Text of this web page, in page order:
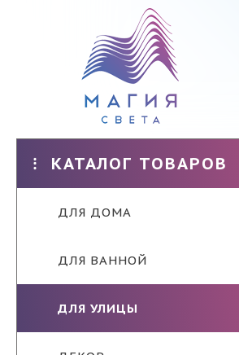
КАТАЛОГ ТОВАРОВ
ДЛЯ ДОМА
ДЛЯ ВАННОЙ
ДЛЯ УЛИЦЫ